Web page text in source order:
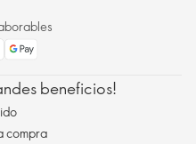
beneficios!
compra